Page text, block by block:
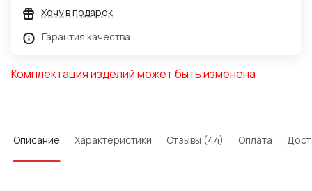
Хочу в подарок
Гарантия качества
Комплектация изделий может быть изменена
Описание Характеристики Отзывы (44) Оплата